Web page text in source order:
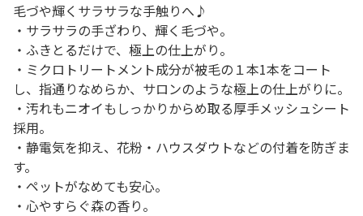
毛づや輝くサラサラな手触りへ♪
・サラサラの手ざわり、輝く毛づや。
・ふきとるだけで、極上の仕上がり。
・ミクロトリートメント成分が被毛の１本1本をコート
し、指通りなめらか、サロンのような極上の仕上がりに。
・汚れもニオイもしっかりからめ取る厚手メッシュシート
採用。
・静電気を抑え、花粉・ハウスダウトなどの付着を防ぎま
す。
・ペットがなめても安心。
・心やすらぐ森の香り。